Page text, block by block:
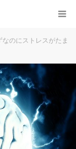
のにストレスがたま